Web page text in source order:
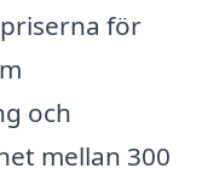
för
och
mellan 300